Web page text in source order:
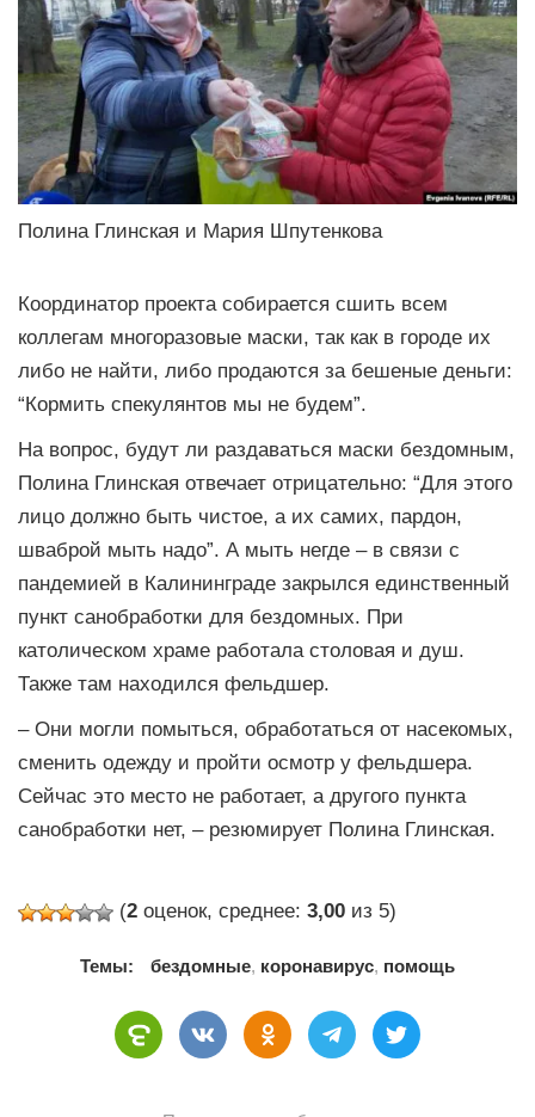
Полина Глинская и Мария Шпутенкова
Координатор проекта собирается сшить всем
коллегам многоразовые маски, так как в городе их
либо не найти, либо продаются за бешеные деньги:
“Кормить спекулянтов мы не будем”.
На вопрос, будут ли раздаваться маски бездомным,
Полина Глинская отвечает отрицательно: “Для этого
лицо должно быть чистое, а их самих, пардон,
шваброй мыть надо”. А мыть негде – в связи с
пандемией в Калининграде закрылся единственный
пункт санобработки для бездомных. При
католическом храме работала столовая и душ.
Также там находился фельдшер.
– Они могли помыться, обработаться от насекомых,
сменить одежду и пройти осмотр у фельдшера.
Сейчас это место не работает, а другого пункта
санобработки нет, – резюмирует Полина Глинская.
(2 оценок, среднее: 3,00 из 5)
Темы: бездомные, коронавирус, помощь